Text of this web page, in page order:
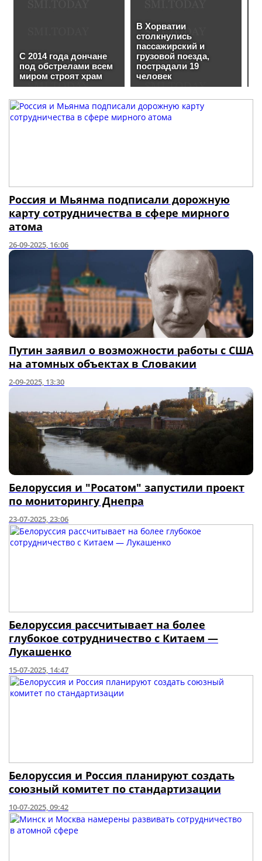
Россия и Мьянма подписали дорожную
карту сотрудничества в сфере мирного
атома
26-09-2025, 16:06
Путин заявил о возможности работы с США
на атомных объектах в Словакии
2-09-2025, 13:30
Белоруссия и "Росатом" запустили проект
по мониторингу Днепра
23-07-2025, 23:06
Белоруссия рассчитывает на более
глубокое сотрудничество с Китаем —
Лукашенко
15-07-2025, 14:47
Белоруссия и Россия планируют создать
союзный комитет по стандартизации
10-07-2025, 09:42